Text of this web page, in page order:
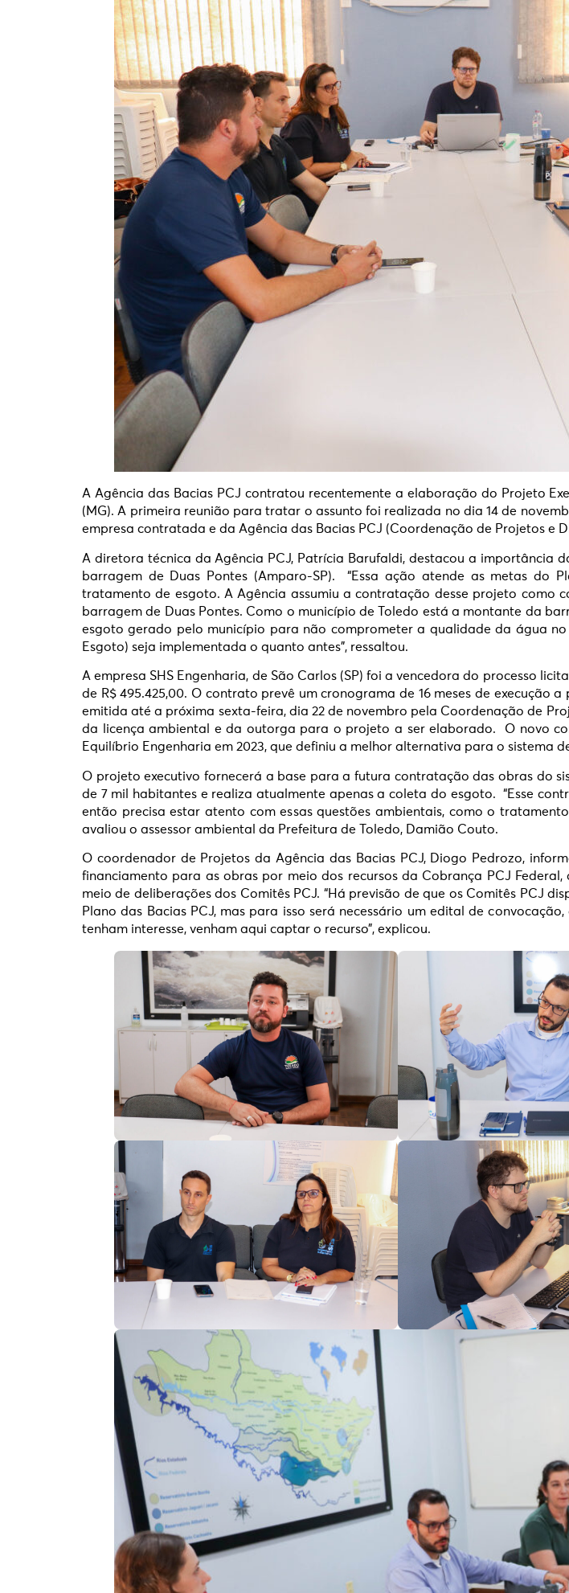
A Agência das Bacias PCJ contratou recentemente a elaboração do Projeto
(MG). A primeira reunião para tratar o assunto foi realizada no dia 14 de
empresa contratada e da Agência das Bacias PCJ (Coordenação de Projetos e
A diretora técnica da Agência PCJ, Patrícia Barufaldi, destacou a importância
barragem de Duas Pontes (Amparo-SP). “Essa ação atende as metas do
tratamento de esgoto. A Agência assumiu a contratação desse projeto como
barragem de Duas Pontes. Como o município de Toledo está a montante da
esgoto gerado pelo município para não comprometer a qualidade da água
Esgoto) seja implementada o quanto antes”, ressaltou.
A empresa SHS Engenharia, de São Carlos (SP) foi a vencedora do processo
de R$ 495.425,00. O contrato prevê um cronograma de 16 meses de
emitida até a próxima sexta-feira, dia 22 de novembro pela Coordenação de
da licença ambiental e da outorga para o projeto a ser elaborado. O novo
Equilíbrio Engenharia em 2023, que definiu a melhor alternativa para o sistema
O projeto executivo fornecerá a base para a futura contratação das obras do
de 7 mil habitantes e realiza atualmente apenas a coleta do esgoto. “Esse
então precisa estar atento com essas questões ambientais, como o
avaliou o assessor ambiental da Prefeitura de Toledo, Damião Couto.
O coordenador de Projetos da Agência das Bacias PCJ, Diogo Pedrozo,
financiamento para as obras por meio dos recursos da Cobrança PCJ
meio de deliberações dos Comitês PCJ. “Há previsão de que os Comitês PCJ
Plano das Bacias PCJ, mas para isso será necessário um edital de
tenham interesse, venham aqui captar o recurso”, explicou.